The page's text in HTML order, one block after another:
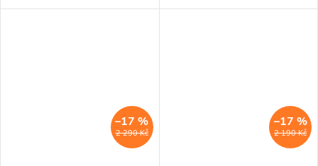
keramiku Retro nebo Classic.
Retro, doplňky Diamond až po
2 290 Kč
–17 %
2 190 Kč
–17 %